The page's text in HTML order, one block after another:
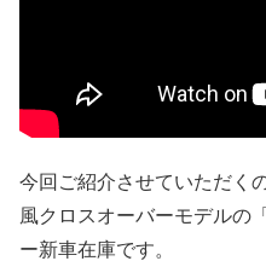
今回ご紹介させていただく
風クロスオーバーモデルの
ー新車在庫です。